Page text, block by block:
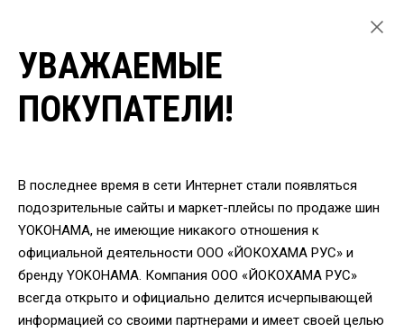
ЛЕТНИЕ ШИНЫ YOKOHAMA ДЛЯ ЛЕГКОВЫХ АВТОМОБИЛЕЙ
ВЕРНУТЬСЯ
Шины Yokohama ADVAN
Sport V105E 275/40 R20
106Y
УВАЖАЕМЫЕ
ПОКУПАТЕЛИ!
В последнее время в сети Интернет стали появляться
подозрительные сайты и маркет-плейсы по продаже шин
YOKOHAMA, не имеющие никакого отношения к
официальной деятельности ООО «ЙОКОХАМА РУС» и
бренду YOKOHAMA. Компания ООО «ЙОКОХАМА РУС»
всегда открыто и официально делится исчерпывающей
информацией со своими партнерами и имеет своей целью